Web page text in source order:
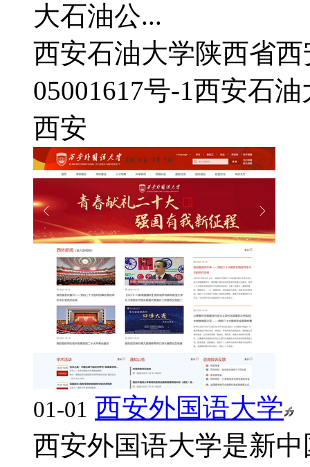
大石油公...
西安石油大学陕西省
05001617号-1西安石油
西安
01-01 西安外国语大学
西安外国语大学是新